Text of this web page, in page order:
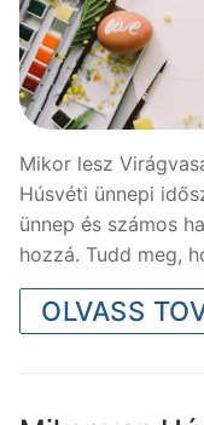
Mikor lesz
Húsvéti ünnepi
ünnep és számos
hozzá. Tudd meg,
OLVASS